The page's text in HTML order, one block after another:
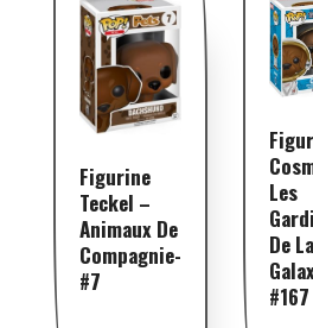
Figurine
Teckel –
Animaux De
Compagnie-
#7
Les
De La
#167